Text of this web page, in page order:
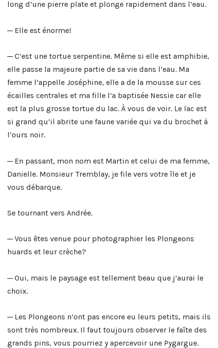
long d’une pierre plate et plonge rapidement dans l’eau.
─ Elle est énorme!
─ C’est une tortue serpentine. Même si elle est amphibie,
elle passe la majeure partie de sa vie dans l’eau. Ma
femme l’appelle Joséphine, elle a de la mousse sur ces
écailles centrales et ma fille l’a baptisée Nessie car elle
est la plus grosse tortue du lac. À vous de voir. Le lac est
si grand qu’il abrite une faune variée qui va du brochet à
l’ours noir.
─ En passant, mon nom est Martin et celui de ma femme,
Danielle. Monsieur Tremblay, je file vers votre île et je
vous débarque.
Se tournant vers Andrée.
─ Vous êtes venue pour photographier les Plongeons
huards et leur crèche?
─ Oui, mais le paysage est tellement beau que j’aurai le
choix.
─ Les Plongeons n’ont pas encore eu leurs petits, mais ils
sont très nombreux. Il faut toujours observer le faîte des
grands pins, vous pourriez y apercevoir une Pygargue.